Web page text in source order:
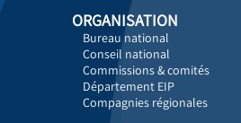
ORGANISATION
Bureau national
Conseil national
Commissions & comités
Département EIP
Compagnies régionales